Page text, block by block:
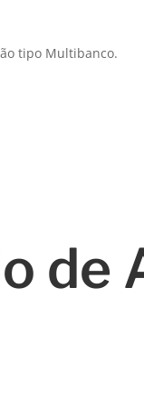
tipo Multibanco.
de